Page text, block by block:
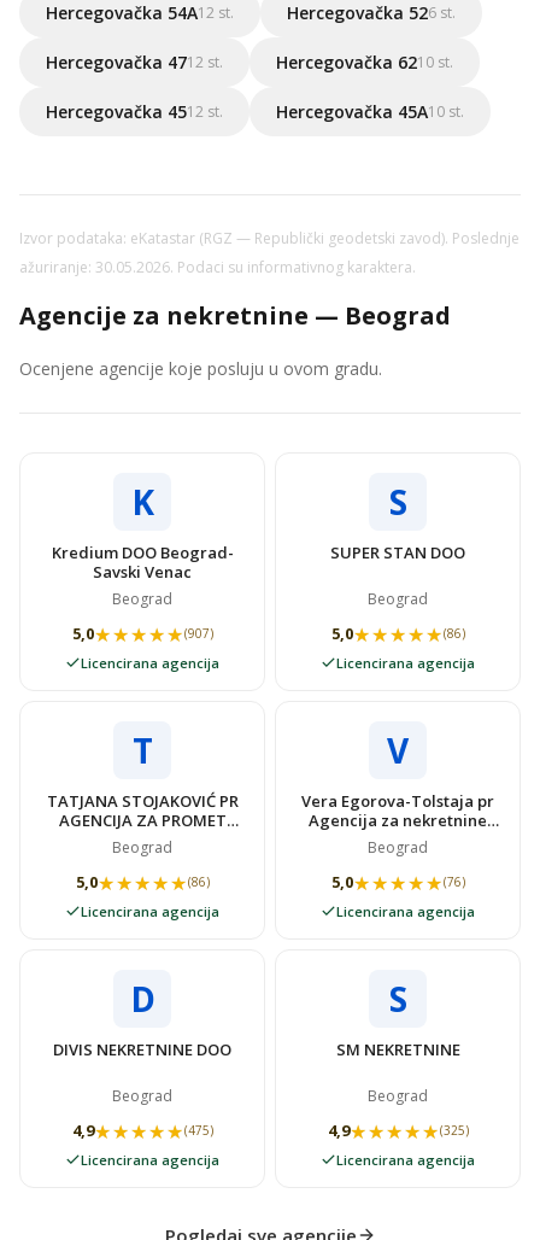
Hercegovačka 54A12 st. Hercegovačka 526 st.
Hercegovačka 4712 st. Hercegovačka 6210 st.
Hercegovačka 4512 st. Hercegovačka 45A10 st.
Izvor podataka: eKatastar (RGZ — Republički geodetski zavod). Poslednje
ažuriranje: 30.05.2026. Podaci su informativnog karaktera.
Agencije za nekretnine — Beograd
Ocenjene agencije koje posluju u ovom gradu.
K
Kredium DOO Beograd-
Savski Venac
Beograd
5,0★★★★★
★★★★★(907)
Licencirana agencija
S
SUPER STAN DOO
Beograd
5,0★★★★★
★★★★★(86)
Licencirana agencija
T
TATJANA STOJAKOVIĆ PR
AGENCIJA ZA PROMET
NEKRETNINAMA SUPER
STAN
Beograd
5,0★★★★★
★★★★★(86)
Licencirana agencija
V
Vera Egorova-Tolstaja pr
Agencija za nekretnine
VIDOVSTAN
Beograd
5,0★★★★★
★★★★★(76)
Licencirana agencija
D
DIVIS NEKRETNINE DOO
Beograd
4,9★★★★★
★★★★★(475)
Licencirana agencija
S
SM NEKRETNINE
Beograd
4,9★★★★★
★★★★★(325)
Licencirana agencija
Pogledaj sve agencije